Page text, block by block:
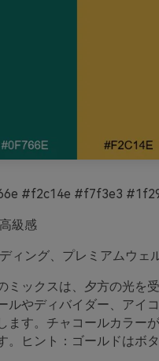
#f2c14e #f7f3e3
級感
ィング、プレミアムウェ
ミックスは、夕方の光を
ルやディバイダー、アイ
ます。チャコールカラー
。ヒント：ゴールドはボ